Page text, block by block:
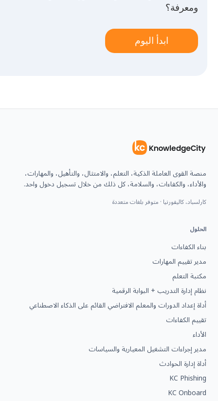
ومعرفة؟
ابدأ اليوم
منصة القوى العاملة الذكية، التعلم، والامتثال، والتأهيل، والمهارات،
والأداء، والكفاءات، والسلامة، كل ذلك من خلال تسجيل دخول واحد.
كارلسباد، كاليفورنيا · متوفر بلغات متعددة
الحلول
بناء الكفاءات
مدير تقييم المهارات
مكتبة التعلم
نظام إدارة التدريب + البوابة الرقمية
أداة إعداد الدورات والمعلم الافتراضي القائم على الذكاء الاصطناعي
تقييم الكفاءات
الأداء
مدير إجراءات التشغيل المعيارية والسياسات
أداة إدارة الحوادث
KC Phishing
KC Onboard